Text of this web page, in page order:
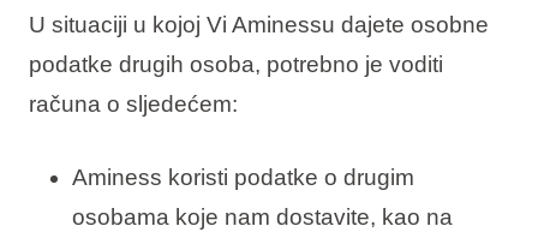
U situaciji u kojoj Vi Aminessu dajete osobne
podatke drugih osoba, potrebno je voditi
računa o sljedećem:
Aminess koristi podatke o drugim
osobama koje nam dostavite, kao na